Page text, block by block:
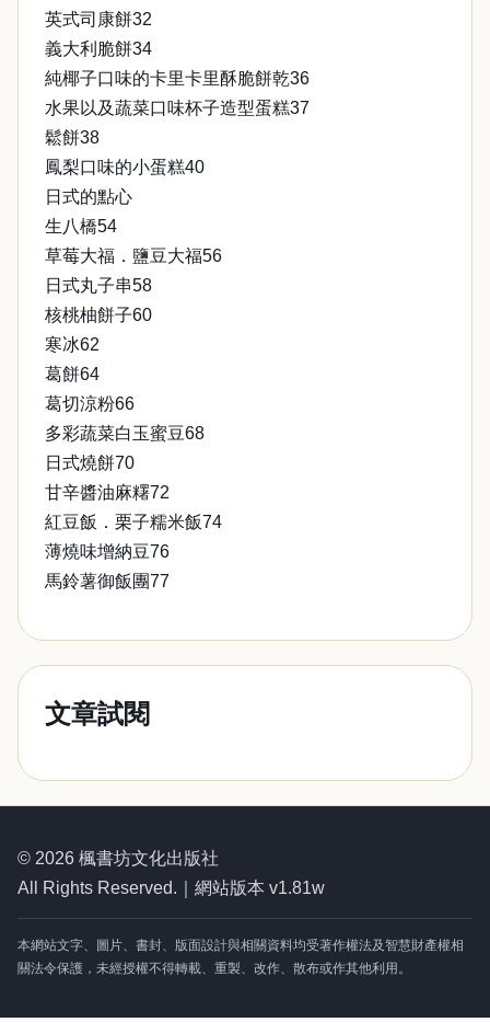
英式司康餅32
義大利脆餅34
純椰子口味的卡里卡里酥脆餅乾36
水果以及蔬菜口味杯子造型蛋糕37
鬆餅38
鳳梨口味的小蛋糕40
日式的點心
生八橋54
草莓大福．鹽豆大福56
日式丸子串58
核桃柚餅子60
寒冰62
葛餅64
葛切涼粉66
多彩蔬菜白玉蜜豆68
日式燒餅70
甘辛醬油麻糬72
紅豆飯．栗子糯米飯74
薄燒味增納豆76
馬鈴薯御飯團77
文章試閱
© 2026 楓書坊文化出版社
All Rights Reserved.｜網站版本 v1.81w
本網站文字、圖片、書封、版面設計與相關資料均受著作權法及智慧財產權相
關法令保護，未經授權不得轉載、重製、改作、散布或作其他利用。